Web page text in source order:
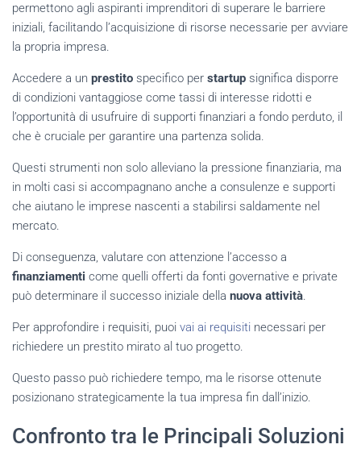
permettono agli aspiranti imprenditori di superare le barriere
iniziali, facilitando l’acquisizione di risorse necessarie per avviare
la propria impresa.
Accedere a un prestito specifico per startup significa disporre
di condizioni vantaggiose come tassi di interesse ridotti e
l’opportunità di usufruire di supporti finanziari a fondo perduto, il
che è cruciale per garantire una partenza solida.
Questi strumenti non solo alleviano la pressione finanziaria, ma
in molti casi si accompagnano anche a consulenze e supporti
che aiutano le imprese nascenti a stabilirsi saldamente nel
mercato.
Di conseguenza, valutare con attenzione l’accesso a
finanziamenti come quelli offerti da fonti governative e private
può determinare il successo iniziale della nuova attività.
Per approfondire i requisiti, puoi vai ai requisiti necessari per
richiedere un prestito mirato al tuo progetto.
Questo passo può richiedere tempo, ma le risorse ottenute
posizionano strategicamente la tua impresa fin dall’inizio.
Confronto tra le Principali Soluzioni